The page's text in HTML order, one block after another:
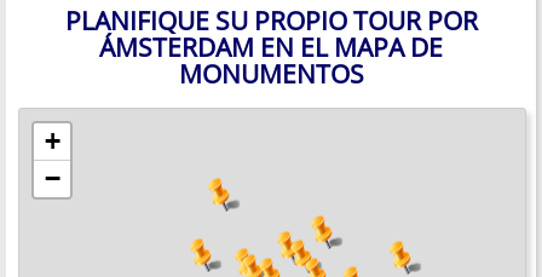
PLANIFIQUE SU PROPIO TOUR POR
ÁMSTERDAM EN EL MAPA DE
MONUMENTOS
+
−